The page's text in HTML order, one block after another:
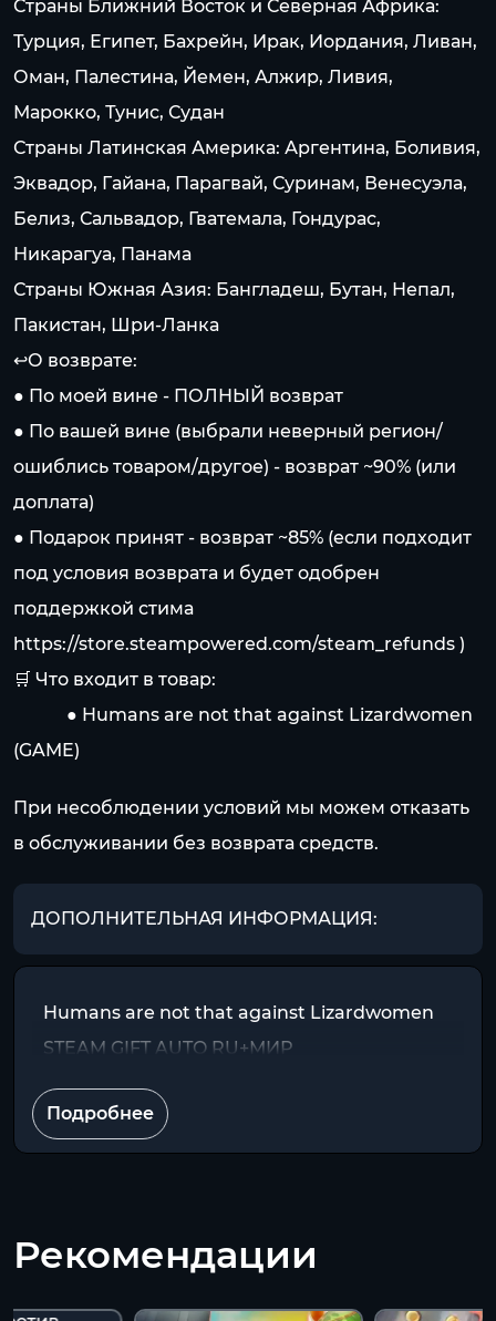
Страны Ближний Восток и Северная Африка:
Турция, Египет, Бахрейн, Ирак, Иордания, Ливан,
Оман, Палестина, Йемен, Алжир, Ливия,
Марокко, Тунис, Судан
Страны Латинская Америка: Аргентина, Боливия,
Эквадор, Гайана, Парагвай, Суринам, Венесуэла,
Белиз, Сальвадор, Гватемала, Гондурас,
Никарагуа, Панама
Страны Южная Азия: Бангладеш, Бутан, Непал,
Пакистан, Шри-Ланка
↩️О возврате:
● По моей вине - ПОЛНЫЙ возврат
● По вашей вине (выбрали неверный регион/
ошиблись товаром/другое) - возврат ~90% (или
доплата)
● Подарок принят - возврат ~85% (если подходит
под условия возврата и будет одобрен
поддержкой стима
https://store.steampowered.com/steam_refunds )
🛒 Что входит в товар:
⠀⠀⠀⠀● Humans are not that against Lizardwomen
(GAME)
При несоблюдении условий мы можем отказать
в обслуживании без возврата средств.
ДОПОЛНИТЕЛЬНАЯ ИНФОРМАЦИЯ:
Humans are not that against Lizardwomen
STEAM GIFT AUTO RU+МИР
Подробнее
Рекомендации